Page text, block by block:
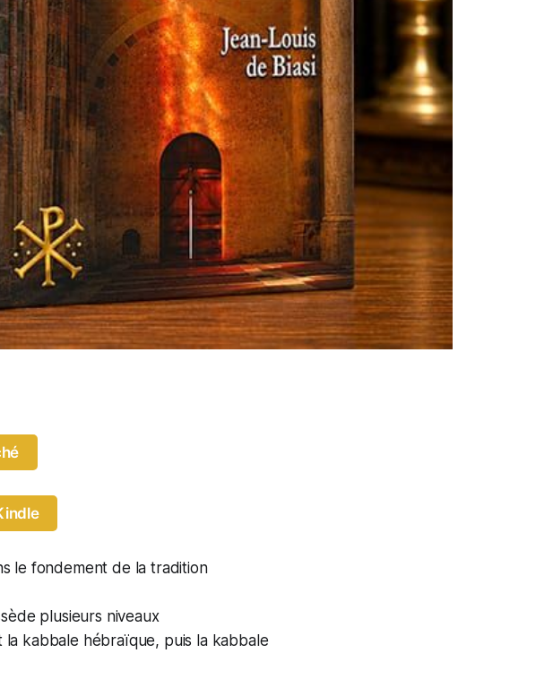
le fondement de la tradition
plusieurs niveaux
la kabbale hébraïque, puis la kabbale